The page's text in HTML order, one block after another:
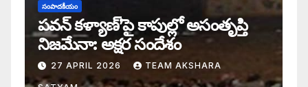
సంపాదకీయం
పవన్ కళ్యాణ్’పై కాపుల్లో అసంతృప్తి
నిజమేనా: అక్షర సందేశం
27 APRIL 2026 TEAM AKSHARA